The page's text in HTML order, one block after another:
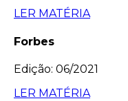
LER MATÉRIA
Forbes
Edição: 06/2021
LER MATÉRIA